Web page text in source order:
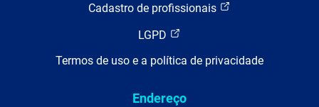
Cadastro de profissionais
LGPD
Termos de uso e a política de privacidade
Endereço